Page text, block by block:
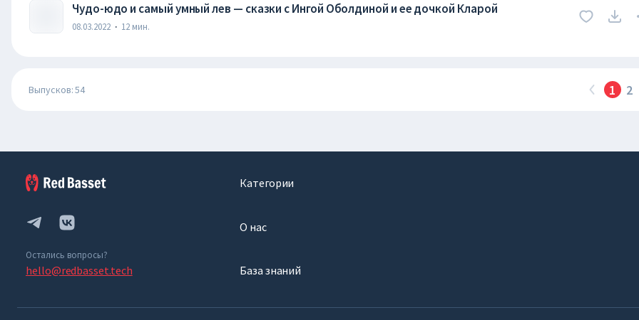
Чудо-юдо и самый умный лев — сказки с Ингой Оболдиной и ее дочкой Кларой
08.03.2022 · 12 мин.
Выпусков: 54 1 2
Остались вопросы?
hello@redbasset.tech
Категории
О нас
База знаний